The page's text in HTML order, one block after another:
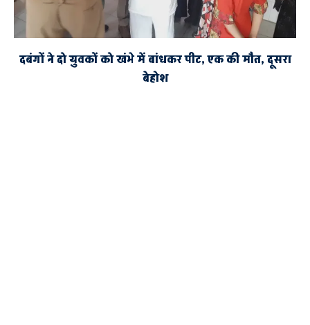
दबंगों ने दो युवकों को खंभे में बांधकर पीट, एक की मौत, दूसरा
बेहोश